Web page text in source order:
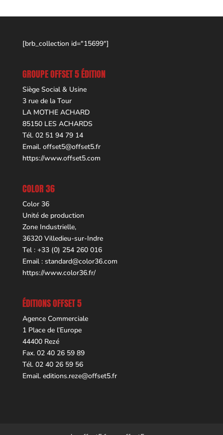
[brb_collection id="15699"]
GROUPE OFFSET 5 ÉDITION
Siège Social & Usine
3 rue de la Tour
LA MOTHE ACHARD
85150 LES ACHARDS
Tél. 02 51 94 79 14
Email. offset5@offset5.fr
https://www.offset5.com
COLOR 36
Color 36
Unité de production
Zone Industrielle,
36320 Villedieu-sur-Indre
Tel : +33 (0) 254 260 016
Email : standard@color36.com
https://www.color36.fr/
ÉDITIONS OFFSET 5
Agence Commerciale
1 Place de l’Europe
44400 Rezé
Fax. 02 40 26 59 89
Tél. 02 40 26 59 56
Email. editions.reze@offset5.fr